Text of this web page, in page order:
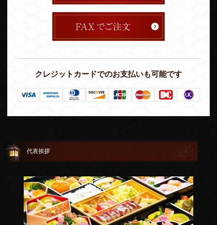
クレジットカードでのお支払いも可能です
代表挨拶